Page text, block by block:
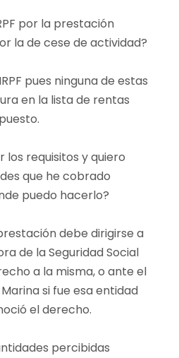
por la prestación
la de cese de actividad?
pues ninguna de estas
en la lista de rentas
los requisitos y quiero
que he cobrado
puedo hacerlo?
debe dirigirse a
de la Seguridad Social
a la misma, o ante el
si fue esa entidad
el derecho.
percibidas